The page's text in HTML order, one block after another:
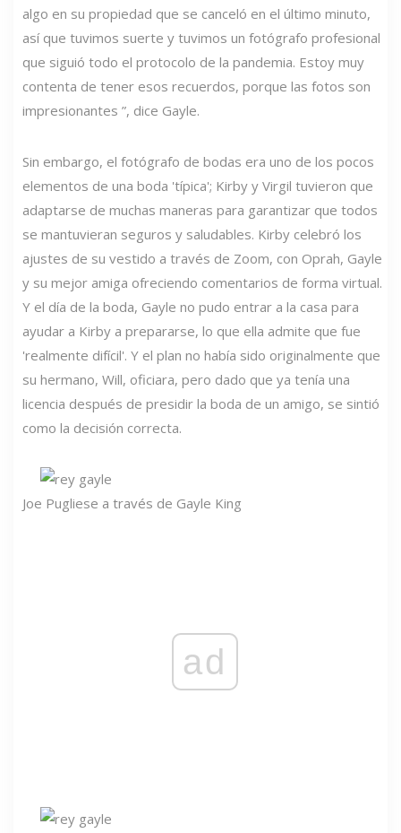
algo en su propiedad que se canceló en el último minuto,
así que tuvimos suerte y tuvimos un fotógrafo profesional
que siguió todo el protocolo de la pandemia. Estoy muy
contenta de tener esos recuerdos, porque las fotos son
impresionantes ”, dice Gayle.
Sin embargo, el fotógrafo de bodas era uno de los pocos
elementos de una boda 'típica'; Kirby y Virgil tuvieron que
adaptarse de muchas maneras para garantizar que todos
se mantuvieran seguros y saludables. Kirby celebró los
ajustes de su vestido a través de Zoom, con Oprah, Gayle
y su mejor amiga ofreciendo comentarios de forma virtual.
Y el día de la boda, Gayle no pudo entrar a la casa para
ayudar a Kirby a prepararse, lo que ella admite que fue
'realmente difícil'. Y el plan no había sido originalmente que
su hermano, Will, oficiara, pero dado que ya tenía una
licencia después de presidir la boda de un amigo, se sintió
como la decisión correcta.
Joe Pugliese a través de Gayle King
ad